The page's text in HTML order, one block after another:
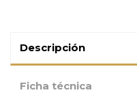
Descripción
Ficha técnica